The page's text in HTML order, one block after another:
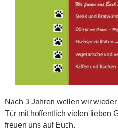
Nach 3 Jahren wollen wir
Tür mit hoffentlich vielen lieben
freuen uns auf Euch.